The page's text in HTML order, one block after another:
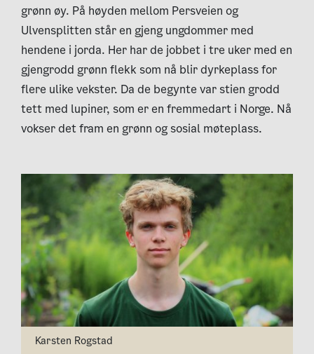
grønn øy. På høyden mellom Persveien og
Ulvensplitten står en gjeng ungdommer med
hendene i jorda. Her har de jobbet i tre uker med en
gjengrodd grønn flekk som nå blir dyrkeplass for
flere ulike vekster. Da de begynte var stien grodd
tett med lupiner, som er en fremmedart i Norge. Nå
vokser det fram en grønn og sosial møteplass.
Karsten Rogstad